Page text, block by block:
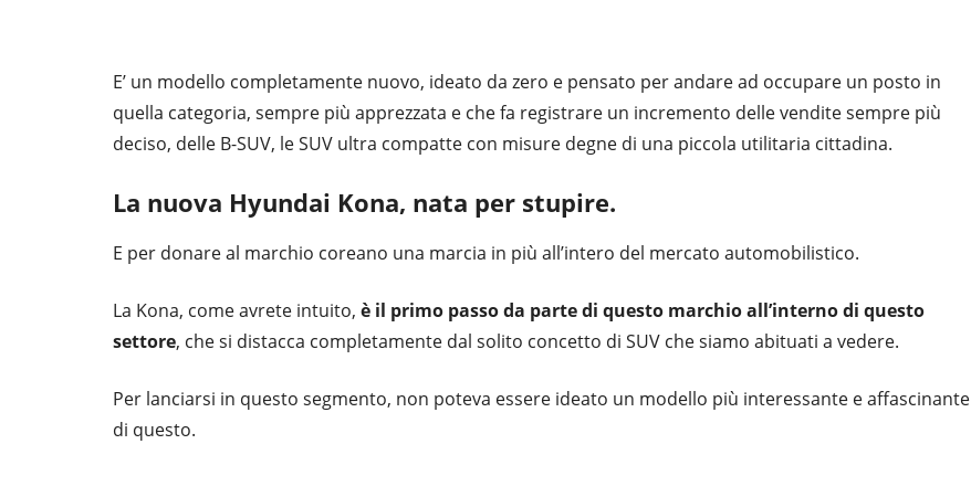
E’ un modello completamente nuovo, ideato da zero e pensato per andare ad occupare un posto in
quella categoria, sempre più apprezzata e che fa registrare un incremento delle vendite sempre più
deciso, delle B-SUV, le SUV ultra compatte con misure degne di una piccola utilitaria cittadina.
La nuova Hyundai Kona, nata per stupire.
E per donare al marchio coreano una marcia in più all’intero del mercato automobilistico.
La Kona, come avrete intuito, è il primo passo da parte di questo marchio all’interno di questo
settore, che si distacca completamente dal solito concetto di SUV che siamo abituati a vedere.
Per lanciarsi in questo segmento, non poteva essere ideato un modello più interessante e affascinante
di questo.